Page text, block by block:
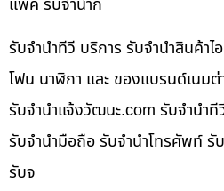
แพค รับจำนำก
รับจำนำทีวี บริการ รับจำนำสินค้า
โฟน นาฬิกา และ ของแบรนด์เนมต่
รับจํานําแจ้งวัฒนะ.com รับจำนำที
รับจำนำมือถือ รับจำนำโทรศัพท์ รั
รับจ